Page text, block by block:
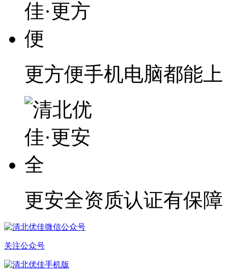
更方便手机电脑都能上
更安全资质认证有保障
关注公众号